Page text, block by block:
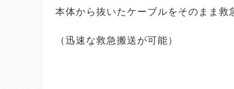
本体から抜いたケーブルをそのまま救
（迅速な救急搬送が可能）